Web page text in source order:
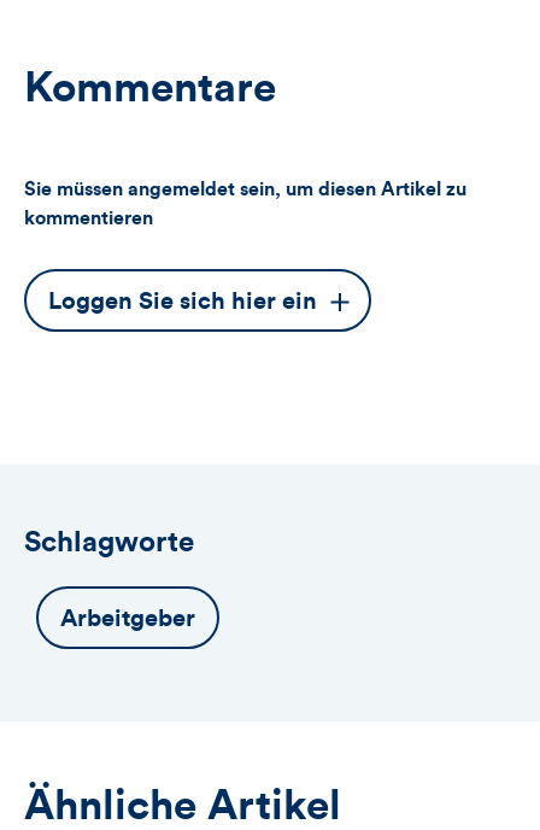
Kommentare
Sie müssen angemeldet sein, um diesen Artikel zu
kommentieren
Dieser
Button
Loggen Sie sich hier ein
Schlagworte
Arbeitgeber
Ähnliche Artikel